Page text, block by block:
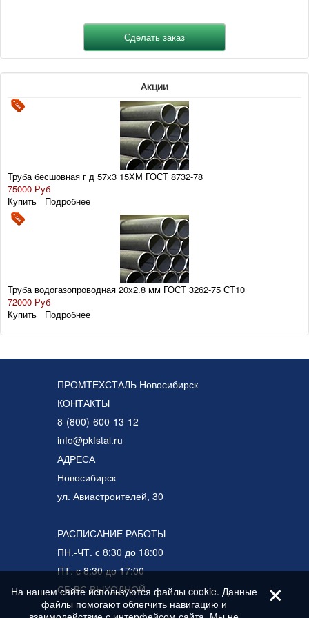
Акции
Труба бесшовная г д 57х3 15ХМ ГОСТ 8732-78
75000 Руб
Купить
Подробнее
Труба водогазопроводная 20х2.8 мм ГОСТ 3262-75 СТ10
72000 Руб
Купить
Подробнее
ПРОМТЕХСТАЛЬ Новосибирск
КОНТАКТЫ
8-(800)-600-13-12
info@pkfstal.ru
АДРЕСА
Новосибирск
ул. Авиастроителей, 30
РАСПИСАНИЕ РАБОТЫ
ПН.-ЧТ. с 8:30 до 18:00
ПТ. с 8:30 до 17:00
СБ-ВС ВЫХОДНОЙ
На нашем сайте используются файлы cookie. Данные
файлы помогают облегчить навигацию и
+